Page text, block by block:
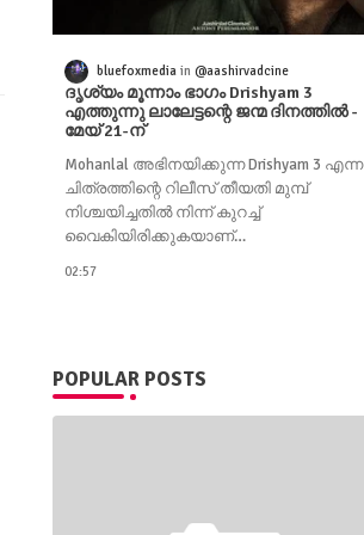
bluefoxmedia @aashirvadcine
ദൃശ്യം മൂന്നാം ഭാഗം Drishyam 3
എത്തുന്നു ലാലേട്ടന്റെ ജന്മ ദിനത്തില്‍ -
മേയ് 21-ന്
Mohanlal അഭിനയിക്കുന്ന Drishyam 3 എന്ന
ചിത്രത്തിന്റെ റിലീസ് തീയതി മുമ്പ്
നിശ്ചയിച്ചതിൽ നിന്ന് കുറച്ച്
വൈകിയിരിക്കുകയാണ്…
02:57
POPULAR POSTS